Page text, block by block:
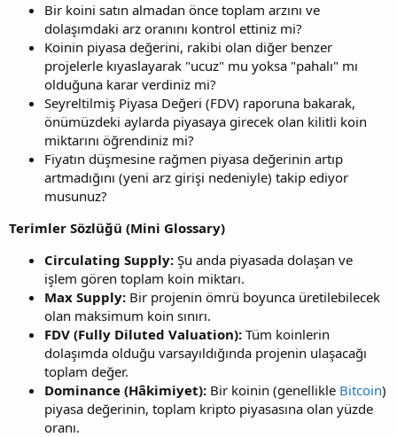
Bir koini satın almadan önce toplam arzını ve
dolaşımdaki arz oranını kontrol ettiniz mi?
Koinin piyasa değerini, rakibi olan diğer benzer
projelerle kıyaslayarak "ucuz" mu yoksa "pahalı" mı
olduğuna karar verdiniz mi?
Seyreltilmiş Piyasa Değeri (FDV) raporuna bakarak,
önümüzdeki aylarda piyasaya girecek olan kilitli koin
miktarını öğrendiniz mi?
Fiyatın düşmesine rağmen piyasa değerinin artıp
artmadığını (yeni arz girişi nedeniyle) takip ediyor
musunuz?
Terimler Sözlüğü (Mini Glossary)
Circulating Supply: Şu anda piyasada dolaşan ve
işlem gören toplam koin miktarı.
Max Supply: Bir projenin ömrü boyunca üretilebilecek
olan maksimum koin sınırı.
FDV (Fully Diluted Valuation): Tüm koinlerin
dolaşımda olduğu varsayıldığında projenin ulaşacağı
toplam değer.
Dominance (Hâkimiyet): Bir koinin (genellikle Bitcoin)
piyasa değerinin, toplam kripto piyasasına olan yüzde
oranı.